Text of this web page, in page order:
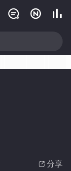
  
 分享